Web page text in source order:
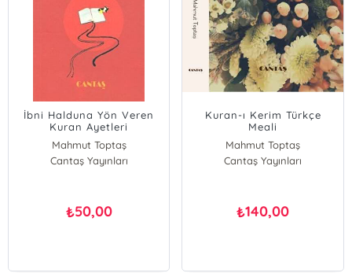
İbni Halduna Yön Veren
Kuran Ayetleri
Mahmut Toptaş
Cantaş Yayınları
₺50,00
Kuran-ı Kerim Türkçe
Meali
Mahmut Toptaş
Cantaş Yayınları
₺140,00